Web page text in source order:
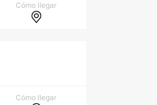
Cómo llegar
Cómo llegar